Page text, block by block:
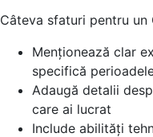
Câteva sfaturi pentru un
Menționează clar
specifică
Adaugă detalii
care ai lucrat
Include abilități